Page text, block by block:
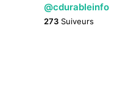
@cdurableinfo
273 Suiveurs